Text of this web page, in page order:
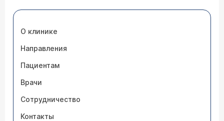
О клинике
Направления
Пациентам
Врачи
Сотрудничество
Контакты